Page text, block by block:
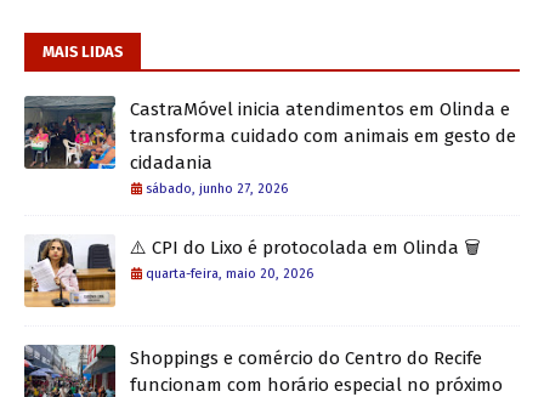
MAIS LIDAS
CastraMóvel inicia atendimentos em Olinda e
transforma cuidado com animais em gesto de
cidadania
sábado, junho 27, 2026
⚠️ CPI do Lixo é protocolada em Olinda 🗑️
quarta-feira, maio 20, 2026
Shoppings e comércio do Centro do Recife
funcionam com horário especial no próximo